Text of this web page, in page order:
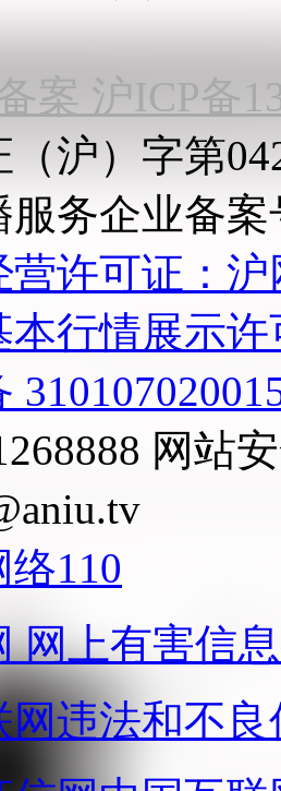
案 沪ICP备
沪）字第
务企业备案
营许可证：
本行情展示许
网站
络110
网上有害信
网违法和不